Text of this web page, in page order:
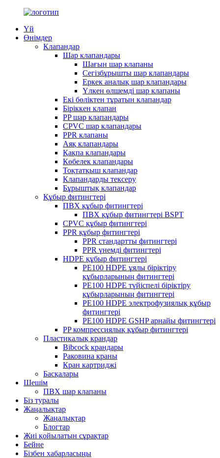
Үй
Өнімдер
Клапандар
Шар клапандары
Шағын шар клапаны
Сегізбұрышты шар клапандары
Еркек аналық шар клапандары
Үлкен өлшемді шар клапаны
Екі бөліктен тұратын клапандар
Біріккен клапан
PP шар клапандары
CPVC шар клапандары
PPR клапаны
Аяқ клапандары
Қақпа клапандары
Көбелек клапандары
Тоқтатқыш клапандар
Клапандарды тексеру
Бұрыштық клапандар
Құбыр фитингтері
ПВХ құбыр фитингтері
ПВХ құбыр фитингтері BSPT
CPVC құбыр фитингтері
PPR құбыр фитингтері
PPR стандартты фитингтері
PPR үнемді фитингтері
HDPE құбыр фитингтері
PE100 HDPE ұялы біріктіру
құбырларының фитингтері
PE100 HDPE түйіспелі біріктіру
құбырларының фитингтері
PE100 HDPE электрофузиялық құбыр
фитингтері
PE100 HDPE GSHP арнайы фитингтері
PP компрессиялық құбыр фитингтері
Пластикалық крандар
Bibcock крандары
Раковина краны
Кран картриджі
Басқалары
Шешім
ПВХ шар клапаны
Біз туралы
Жаңалықтар
Жаңалықтар
Блогтар
Жиі қойылатын сұрақтар
Бейне
Бізбен хабарласыңы